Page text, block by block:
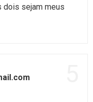
dois sejam meus